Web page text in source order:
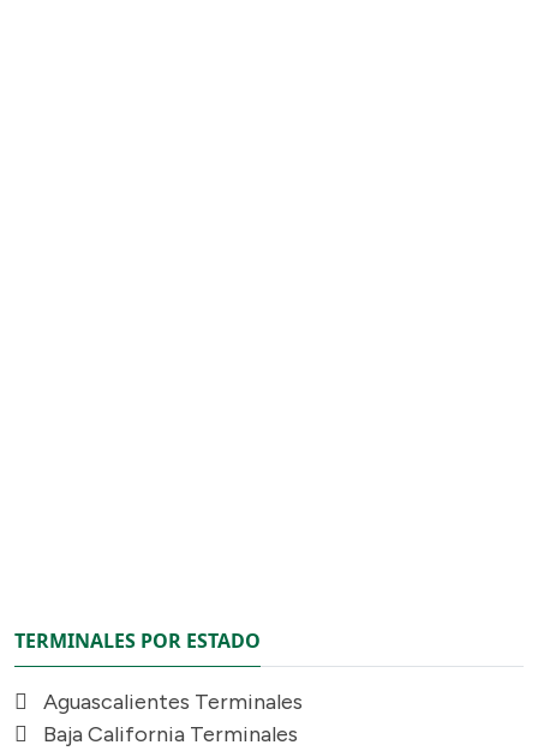
TERMINALES POR ESTADO
Aguascalientes Terminales
Baja California Terminales